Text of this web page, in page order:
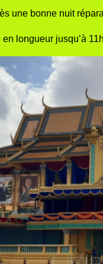
une bonne nuit
longueur jusqu’à